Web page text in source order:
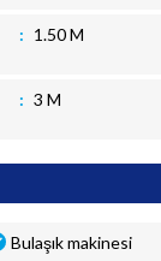
1.50 M
3 M
Bulaşık makinesi